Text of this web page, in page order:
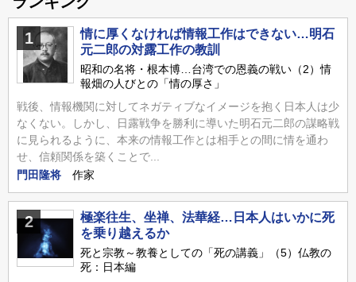
1
情に厚くなければ情報工作はできない…明石
元二郎の対露工作の教訓
昭和の名将・根本博…台湾での恩義の戦い（2）情
報畑の人びとの「情の厚さ」
戦後、情報機関に対してネガティブなイメージを抱く日本人は少
なくない。しかし、日露戦争を勝利に導いた明石元二郎の謀略戦
に見られるように、本来の情報工作とは相手との間に情を通わ
せ、信頼関係を築くことで...
門田隆将
作家
2
極楽往生、坐禅、法華経…日本人はいかに死
を乗り越えるか
死と宗教～教養としての「死の講義」（5）仏教の
死：日本編